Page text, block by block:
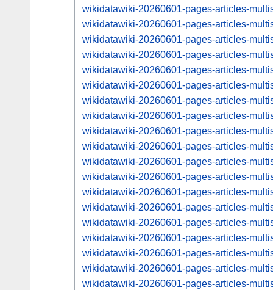
wikidatawiki-20260601-pages-articles-
wikidatawiki-20260601-pages-articles-
wikidatawiki-20260601-pages-articles-
wikidatawiki-20260601-pages-articles-
wikidatawiki-20260601-pages-articles-
wikidatawiki-20260601-pages-articles-
wikidatawiki-20260601-pages-articles-
wikidatawiki-20260601-pages-articles-
wikidatawiki-20260601-pages-articles-
wikidatawiki-20260601-pages-articles-
wikidatawiki-20260601-pages-articles-
wikidatawiki-20260601-pages-articles-
wikidatawiki-20260601-pages-articles-
wikidatawiki-20260601-pages-articles-
wikidatawiki-20260601-pages-articles-
wikidatawiki-20260601-pages-articles-
wikidatawiki-20260601-pages-articles-
wikidatawiki-20260601-pages-articles-
wikidatawiki-20260601-pages-articles-